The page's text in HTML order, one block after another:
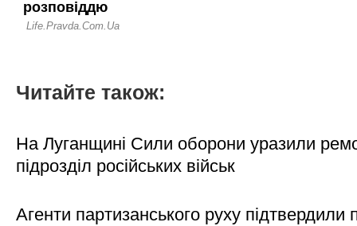
Читайте також:
На Луганщині Сили оборони уразили
підрозділ російських військ
Агенти партизанського руху підтвердили